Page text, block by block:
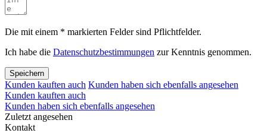
Die mit einem * markierten Felder sind Pflichtfelder.
Ich habe die Datenschutzbestimmungen zur Kenntnis genommen.
Speichern
Kunden kauften auch Kunden haben sich ebenfalls angesehen
Kunden kauften auch
Kunden haben sich ebenfalls angesehen
Zuletzt angesehen
Kontakt